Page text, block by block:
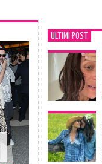
ULTIMI POST